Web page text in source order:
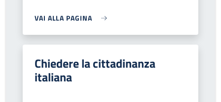
VAI ALLA PAGINA
Chiedere la cittadinanza
italiana